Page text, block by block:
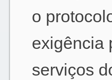
o
exigência
serviços